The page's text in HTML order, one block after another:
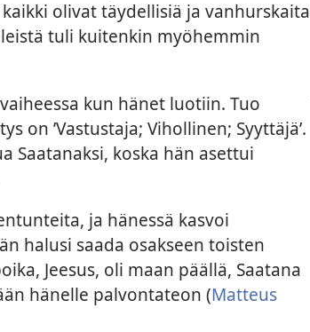
olivat täydellisiä ja vanhurskaita
tuli kuitenkin myöhemmin
kun hänet luotiin. Tuo
on ’Vastustaja; Vihollinen; Syyttäjä’.
Saatanaksi, koska hän asettui
ja hänessä kasvoi
halusi saada osakseen toisten
Jeesus, oli maan päällä, Saatana
hänelle palvontateon (Matteus